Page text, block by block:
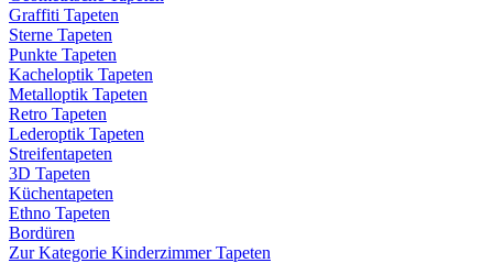
Graffiti Tapeten
Sterne Tapeten
Punkte Tapeten
Kacheloptik Tapeten
Metalloptik Tapeten
Retro Tapeten
Lederoptik Tapeten
Streifentapeten
3D Tapeten
Küchentapeten
Ethno Tapeten
Bordüren
Zur Kategorie Kinderzimmer Tapeten